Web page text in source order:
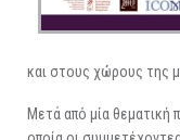
και στους χώρους της
Μετά από μία θεματική